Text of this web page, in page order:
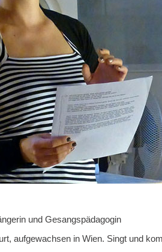
und Gesangspädagogin
aufgewachsen in Wien. Singt und